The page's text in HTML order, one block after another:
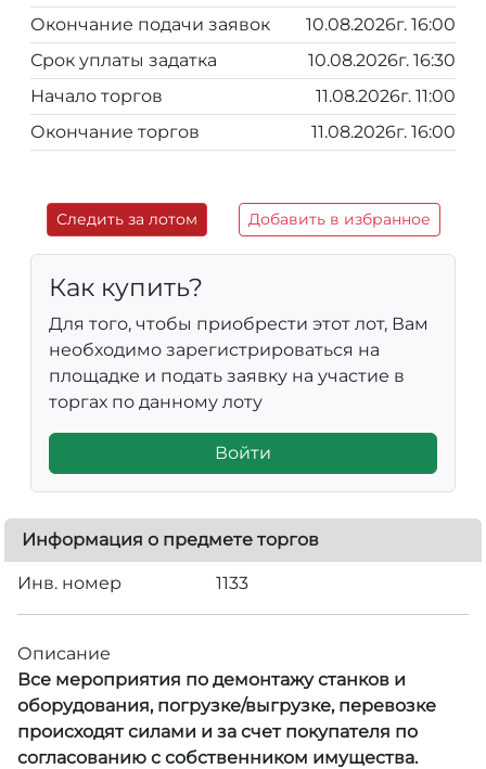
Окончание подачи заявок
10.08.2026г. 16:00
Срок уплаты задатка
10.08.2026г. 16:30
Начало торгов
11.08.2026г. 11:00
Окончание торгов
11.08.2026г. 16:00
Следить за лотом Добавить в избранное
Как купить?
Для того, чтобы приобрести этот лот, Вам
необходимо зарегистрироваться на
площадке и подать заявку на участие в
торгах по данному лоту
Войти
Информация о предмете торгов
Инв. номер 1133
Описание
Все мероприятия по демонтажу станков и
оборудования, погрузке/выгрузке, перевозке
происходят силами и за счет покупателя по
согласованию с собственником имущества.